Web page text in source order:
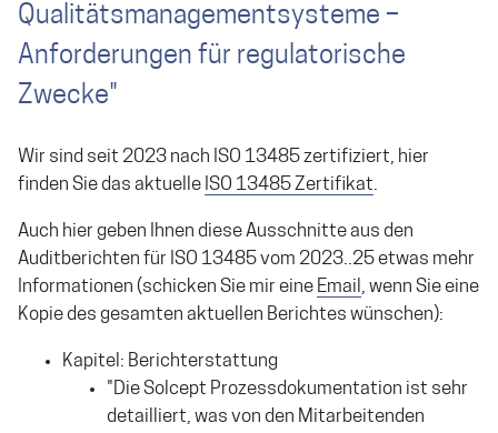
Qualitätsmanagementsysteme –
Anforderungen für regulatorische
Zwecke"
Wir sind seit 2023 nach ISO 13485 zertifiziert, hier
finden Sie das aktuelle ISO 13485 Zertifikat.
Auch hier geben Ihnen diese Ausschnitte aus den
Auditberichten für ISO 13485 vom 2023..25 etwas mehr
Informationen (schicken Sie mir eine Email , wenn Sie eine
Kopie des gesamten aktuellen Berichtes wünschen):
Kapitel: Berichterstattung
"Die Solcept Prozessdokumentation ist sehr
detailliert, was von den Mitarbeitenden